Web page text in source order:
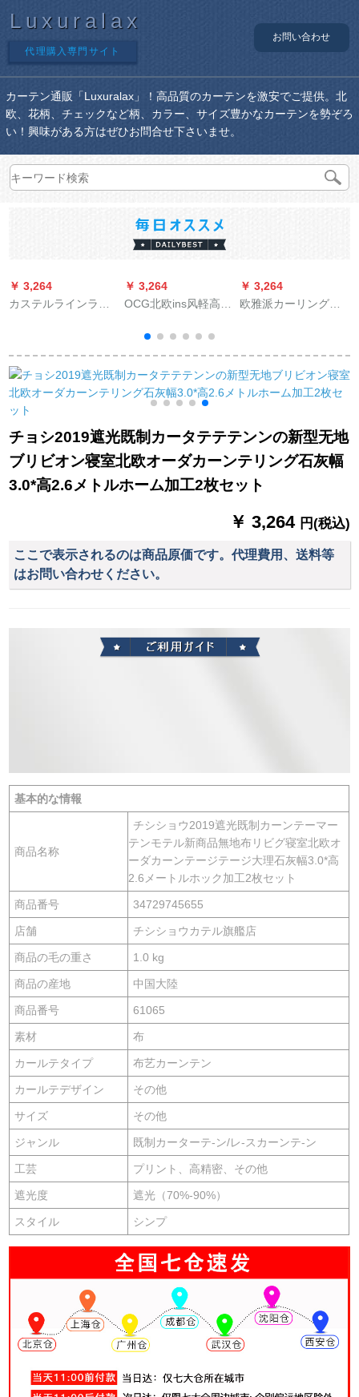
Luxuralax
代理購入専門サイト
お問い合わせ
カーテン通販「Luxuralax」！高品質のカーテンを激安でご提供。北
欧、花柄、チェックなど柄、カラー、サイズ豊かなカーテンを勢ぞろ
い！興味がある方はぜひお問合せ下さいませ。
￥ 3,264
カステルラインライ
ル家厚手アルミンモ
ノレンンラインライ
ンラインラインライ
ンラインラインライ
ンラインラインライ
ンラインラインライ
ンラインアップアッ
プアップしますか？
￥ 3,264
OCG北欧ins风軽高得
ーンシームのモダム
完全遮光寝室リビグ
無のベルベルベット
珈琲ディープソーン
ダスト一メトル高2.7
を下げます。
￥ 3,264
欧雅派カーリングリ
ンスセンスセンスセ
ンスセンスセンスセ
ンスセンスセンスセ
ンスセンスセンスセ
ンスセンスセンスセ
ンスセンスセンスセ
ンスセンスセンスセ
ンスセンスセンスセ
ンス50匹
チョシ2019遮光既制カータテテテンンの新型无地
ブリビオン寝室北欧オーダカーンテリング石灰幅
3.0*高2.6メトルホーム加工2枚セット
￥ 3,264 円(税込)
ここで表示されるのは商品原価です。代理費用、送料等
はお問い合わせください。
基本的な情報
商品名称
チシショウ2019遮光既制カーンテーマー
テンモテル新商品無地布リビグ寝室北欧オ
ーダカーンテージテージ大理石灰幅3.0*高
2.6メートルホック加工2枚セット
商品番号 34729745655
店舗 チシショウカテル旗艦店
商品の毛の重さ 1.0 kg
商品の産地 中国大陸
商品番号 61065
素材 布
カールテタイプ 布艺カーンテン
カールテデザイン その他
サイズ その他
ジャンル 既制カーターテ-ン/レ-スカーンテ-ン
工芸 プリント、高精密、その他
遮光度 遮光（70%-90%）
スタイル シンプ